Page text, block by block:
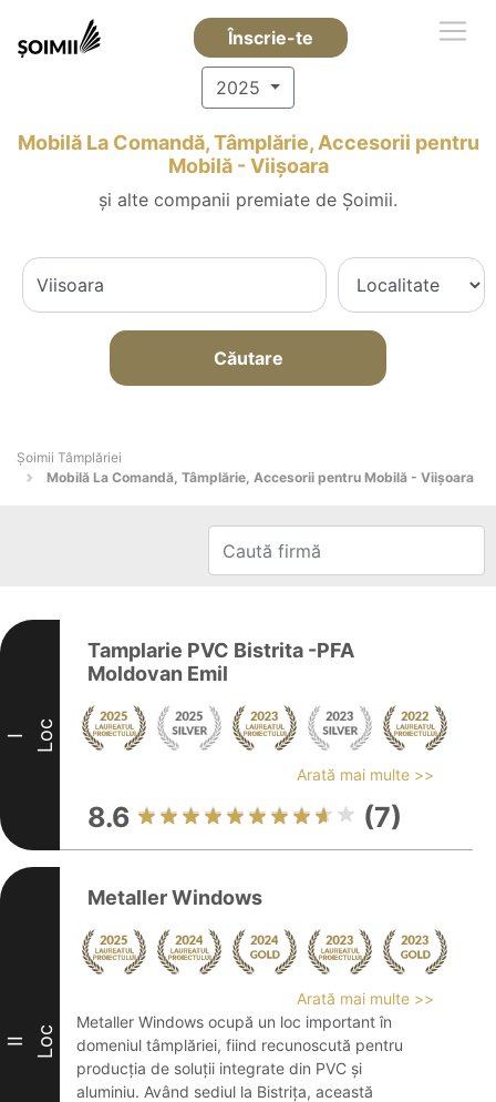
Înscrie-te
2025
Mobilă La Comandă, Tâmplărie, Accesorii pentru
Mobilă - Viişoara
și alte companii premiate de Șoimii.
Căutare
Șoimii Tâmplăriei
Mobilă La Comandă, Tâmplărie, Accesorii pentru Mobilă - Viişoara
I Loc
Tamplarie PVC Bistrita -PFA
Moldovan Emil
Arată mai multe >>
8.6 (7)
II Loc
Metaller Windows
Arată mai multe >>
Metaller Windows ocupă un loc important în
domeniul tâmplăriei, fiind recunoscută pentru
producția de soluții integrate din PVC și
aluminiu. Având sediul la Bistrița, această